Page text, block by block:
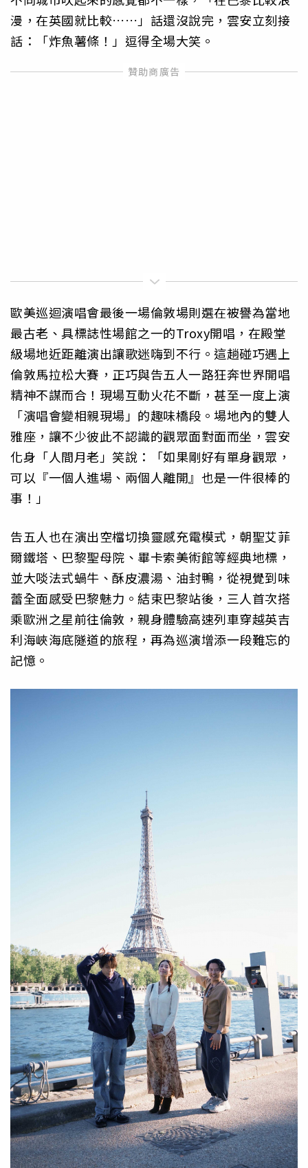
漫，在英國就比較……」話還沒說完，雲安立刻接
話：「炸魚薯條！」逗得全場大笑。
歐美巡迴演唱會最後一場倫敦場則選在被譽為當地
最古老、具標誌性場館之一的Troxy開唱，在殿堂
級場地近距離演出讓歌迷嗨到不行。這趟碰巧遇上
倫敦馬拉松大賽，正巧與告五人一路狂奔世界開唱
精神不謀而合！現場互動火花不斷，甚至一度上演
「演唱會變相親現場」的趣味橋段。場地內的雙人
雅座，讓不少彼此不認識的觀眾面對面而坐，雲安
化身「人間月老」笑說：「如果剛好有單身觀眾，
可以『一個人進場、兩個人離開』也是一件很棒的
事！」
告五人也在演出空檔切換靈感充電模式，朝聖艾菲
爾鐵塔、巴黎聖母院、畢卡索美術館等經典地標，
並大啖法式蝸牛、酥皮濃湯、油封鴨，從視覺到味
蕾全面感受巴黎魅力。結束巴黎站後，三人首次搭
乘歐洲之星前往倫敦，親身體驗高速列車穿越英吉
利海峽海底隧道的旅程，再為巡演增添一段難忘的
記憶。